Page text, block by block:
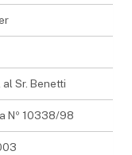
Sr. Benetti
Nº 10338/98